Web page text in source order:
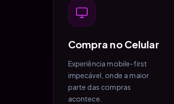
Compra no Celular
Experiência mobile-first
impecável, onde a maior
parte das compras
acontece.